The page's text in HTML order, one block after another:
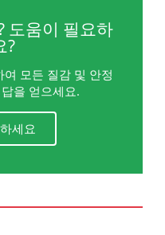
도움이 필요하
?
모든 질감 및 안정
을 얻으세요.
세요